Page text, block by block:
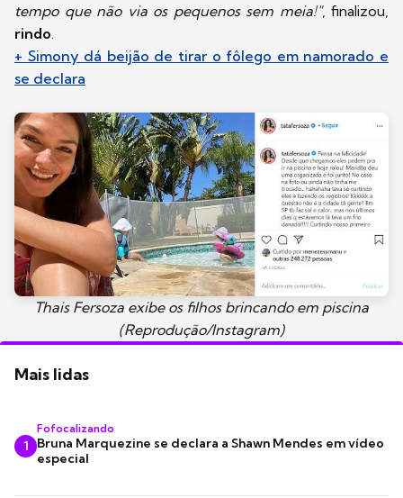
tempo que não via os pequenos sem meia!", finalizou,
rindo
+ Simony dá beijão de tirar o fôlego em namorado e
se declara
Thais Fersoza exibe os filhos brincando em piscina
(Reprodução/Instagram)
Mais lidas
1
Fofocalizando
Bruna Marquezine se declara a Shawn Mendes em vídeo
especial